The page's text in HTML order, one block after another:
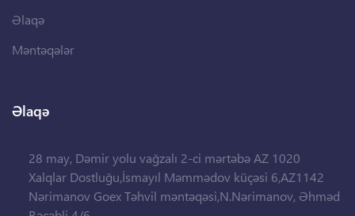
Əlaqə
Məntəqələr
Əlaqə
28 may, Dəmir yolu vağzalı 2-ci mərtəbə AZ 1020
Xalqlar Dostluğu,İsmayıl Məmmədov küçəsi 6,AZ1142
Nərimanov Goex Təhvil məntəqəsi,N.Nərimanov, Əhməd